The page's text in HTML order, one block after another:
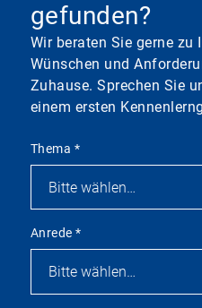
gefunden?
Wir beraten Sie gerne zu
Wünschen und
Zuhause. Sprechen Sie
einem ersten
Thema *
Anrede*